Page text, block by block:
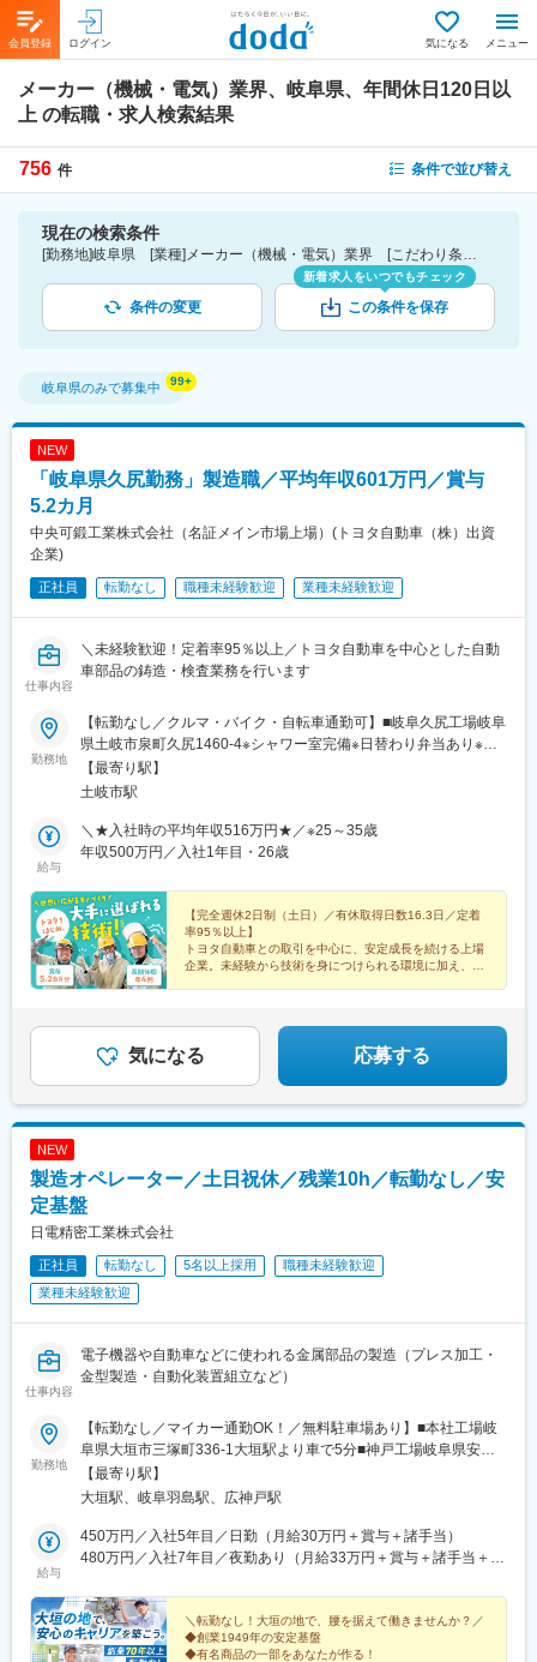
会員登録 ログイン 気になる メニュー
メーカー（機械・電気）業界、岐阜県、年間休日120日以
上 の転職・求人検索結果
756 件 条件で並び替え
現在の検索条件
[勤務地]岐阜県 [業種]メーカー（機械・電気）業界 [こだわり条件ピックアップ]年間休日120日以上 [詳細条件](休日・働き方)年間休日120日以上
条件の変更
新着求人をいつでもチェック
この条件を保存
岐阜県のみで募集中
NEW
「岐阜県久尻勤務」製造職／平均年収601万円／賞与
5.2カ月
中央可鍛工業株式会社（名証メイン市場上場）(トヨタ自動車（株）出資
企業)
正社員 転勤なし 職種未経験歓迎 業種未経験歓迎
仕事内容
＼未経験歓迎！定着率95％以上／トヨタ自動車を中心とした自動
車部品の鋳造・検査業務を行います
勤務地
【転勤なし／クルマ・バイク・自転車通勤可】■岐阜久尻工場岐阜
県土岐市泉町久尻1460-4※シャワー室完備※日替わり弁当あり※転
勤はありません※受動喫煙対策：屋内原則禁煙（喫煙専用室設置あ
り）
【最寄り駅】
土岐市駅
給与
＼★入社時の平均年収516万円★／※25～35歳
年収500万円／入社1年目・26歳
【完全週休2日制（土日）／有休取得日数16.3日／定着
率95％以上】
トヨタ自動車との取引を中心に、安定成長を続ける上場
企業。未経験から技術を身につけられる環境に加え、土
気になる 応募する
NEW
製造オペレーター／土日祝休／残業10h／転勤なし／安
定基盤
日電精密工業株式会社
正社員 転勤なし 5名以上採用
職種未経験歓迎
業種未経験歓迎
仕事内容
電子機器や自動車などに使われる金属部品の製造（プレス加工・
金型製造・自動化装置組立など）
勤務地
【転勤なし／マイカー通勤OK！／無料駐車場あり】■本社工場岐
阜県大垣市三塚町336-1大垣駅より車で5分■神戸工場岐阜県安八
郡神戸町下宮480-1大垣駅より車で13分■安八工場 岐阜県安八郡安
八町牧字南長田4660大垣駅より車で15分※いずれかの工場への配
発生しません
【最寄り駅】
大垣駅、岐阜羽島駅、広神戸駅
給与
450万円／入社5年目／日勤（月給30万円＋賞与＋諸手当）
480万円／入社7年目／夜勤あり（月給33万円＋賞与＋諸手当＋夜
＼転勤なし！大垣の地で、腰を据えて働きませんか？／
◆創業1949年の安定基盤
◆有名商品の一部をあなたが作る！